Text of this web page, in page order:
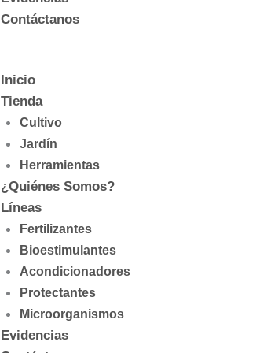
Contáctanos
Inicio
Tienda
Cultivo
Jardín
Herramientas
¿Quiénes Somos?
Líneas
Fertilizantes
Bioestimulantes
Acondicionadores
Protectantes
Microorganismos
Evidencias